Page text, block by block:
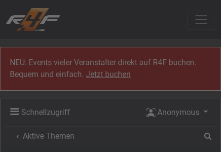
NEU: Events vieler Veranstalter direkt auf R4F buchen.
Bequem und einfach.Jetzt buchen
Schnellzugriff Anonymous
Aktive Themen